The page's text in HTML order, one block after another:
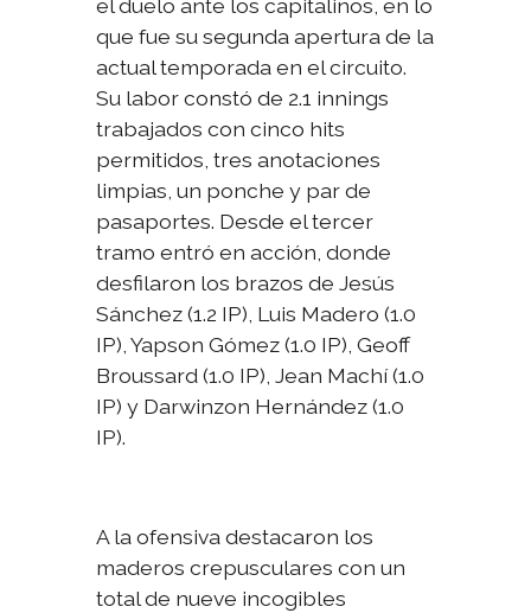
el duelo ante los capitalinos, en lo
que fue su segunda apertura de la
actual temporada en el circuito.
Su labor constó de 2.1 innings
trabajados con cinco hits
permitidos, tres anotaciones
limpias, un ponche y par de
pasaportes. Desde el tercer
tramo entró en acción, donde
desfilaron los brazos de Jesús
Sánchez (1.2 IP), Luis Madero (1.0
IP), Yapson Gómez (1.0 IP), Geoff
Broussard (1.0 IP), Jean Machí (1.0
IP) y Darwinzon Hernández (1.0
IP).
A la ofensiva destacaron los
maderos crepusculares con un
total de nueve incogibles